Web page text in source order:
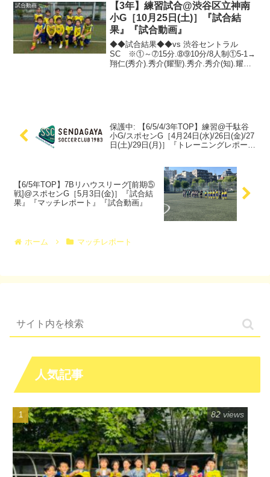
試合動画
【3年】練習試合@渋谷区立神南
小G［10月25日(土)］『試合結
果』『試合動画』
◆◆試合結果◆◆vs 渋谷セントラル
SC ※①～➆15分.➇➈10分/8人制①5-1→
翔仁(秀介).秀介(耀聖).秀介.秀介(知).耀聖
保護中: 【6/5/4/3年TOP】練習@千駄谷
小G/スポセンG［4月24日(水)/26日(金)/27
日(土)/29日(月)］『トレーニングレポー
【6/5年TOP】7Bリハウスリーグ[前期⑤
戦]@スポセンG［5月3日(金)］『試合結
果』『マッチレポート』『試合動画』
ホーム マッチレポート
人気記事
82 views